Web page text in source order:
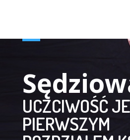
UCZCIWOŚĆ
PIERWSZYM